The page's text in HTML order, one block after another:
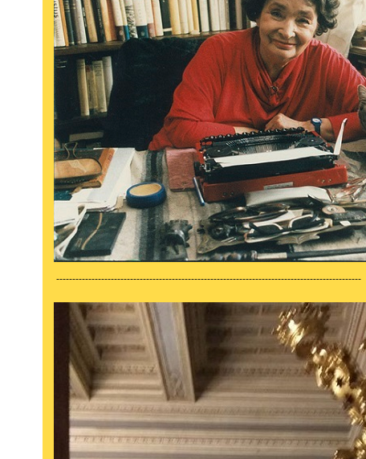
-----------------------------------------------------------------------------------------------